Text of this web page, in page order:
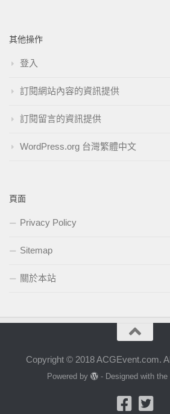
其他操作
登入
訂閱網站內容的資訊提供
訂閱留言的資訊提供
WordPress.org 台灣繁體中文
頁面
Privacy Policy
Sitemap
關於本站
Copyright © 2018 ACGEvent.com.
Powered by - Designed with the